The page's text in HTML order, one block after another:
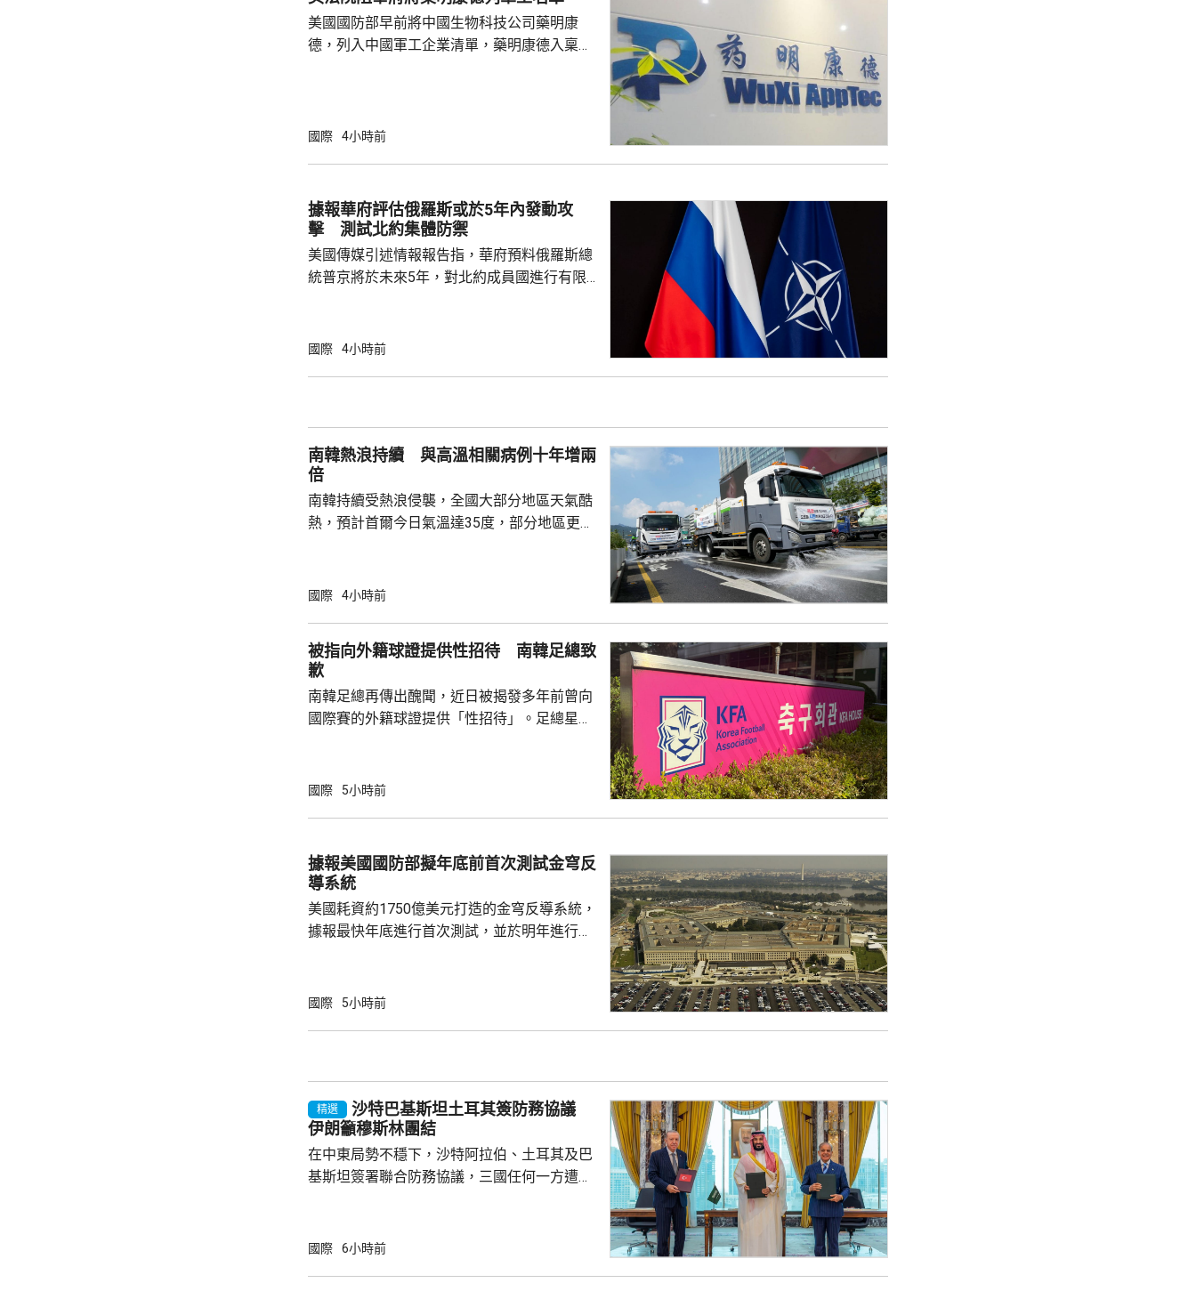
場、拍攝、攜帶物品等要求，如發生糾紛或合
法權益受到侵害，應保持冷靜，依法理性維...
美國國防部早前將中國生物科技公司藥明康
德，列入中國軍工企業清單，藥明康德入稟法
決表示歡迎，認為此舉減輕公司被列入名單所
里巴巴、百度及比亞迪等中國企業，列為支援
中國軍方的實體，多間被列入名單的公司事...
國際 4小時前
據報華府評估俄羅斯或於5年內發動攻
擊 測試北約集體防禦
美國傳媒引述情報報告指，華府預料俄羅斯總
統普京將於未來5年，對北約成員國進行有限
性，包括網絡攻擊或小規模入侵等，最有可能
約的衝突。 北約拒絕置評，只表示一直評估不
同情況，準備好在必要時作出防衛和威...
國際 4小時前
南韓熱浪持續 與高溫相關病例十年增兩
倍
南韓持續受熱浪侵襲，全國大部分地區天氣酷
熱，預計首爾今日氣溫達35度，部分地區更高
天氣。 高溫天氣可能引致健康問題。南韓當局
2016至2020年增至658宗，過去5年稍為回
落，但仍有638宗。與高溫天氣有關的死亡病
例亦有所增加，...
國際 4小時前
被指向外籍球證提供性招待 南韓足總致
歉
南韓足總再傳出醜聞，近日被揭發多年前曾向
國際賽的外籍球證提供「性招待」。足總星期
革，保證加強組織內部的透明度和誠信，以滿
月至翌年3月期間，曾在首爾、蔚山等地的風
俗場所，向十多名外籍球證提供「性招待」，
每人涉及的費用由數十萬至近百萬韓...
國際 5小時前
據報美國國防部擬年底前首次測試金穹反
導系統
美國耗資約1750億美元打造的金穹反導系統，
據報最快年底進行首次測試，並於明年進行飛
年進行兩次飛行測試，將攔截器發射到空中目
面測試，政府會向相關公司支付6000萬美元，
預料美國太空部隊會由...
國際 5小時前
精選
沙特巴基斯坦土耳其簽防務協議
伊朗籲穆斯林團結
在中東局勢不穩下，沙特阿拉伯、土耳其及巴
基斯坦簽署聯合防務協議，三國任何一方遭受
伊朗支持的也門胡塞武裝攻擊。有沙特官員表
國際 6小時前